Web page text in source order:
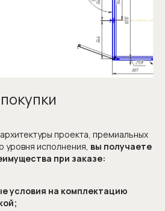
проекта, премиальных
уровня исполнения, вы получаете
при заказе:
условия на комплектацию